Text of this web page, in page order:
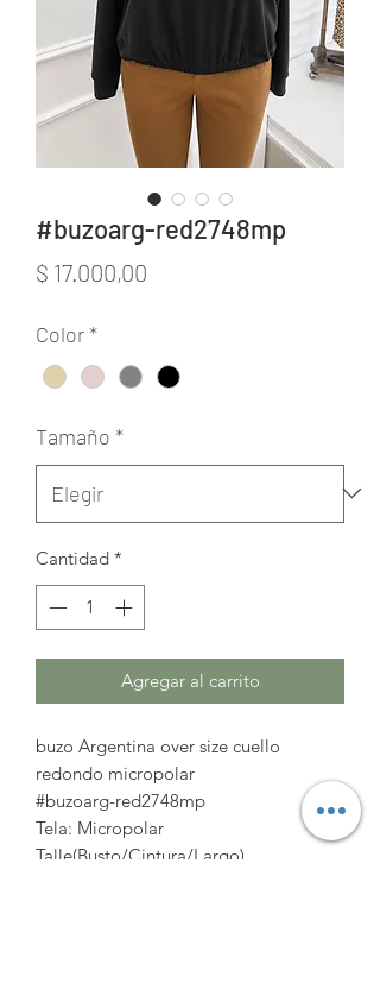
#buzoarg-red2748mp
$ 17.000,00
Color*
Tamaño *
Cantidad *
Agregar al carrito
buzo Argentina over size cuello
redondo micropolar
#buzoarg-red2748mp
Tela: Micropolar
Talle(Busto/Cintura/Largo)